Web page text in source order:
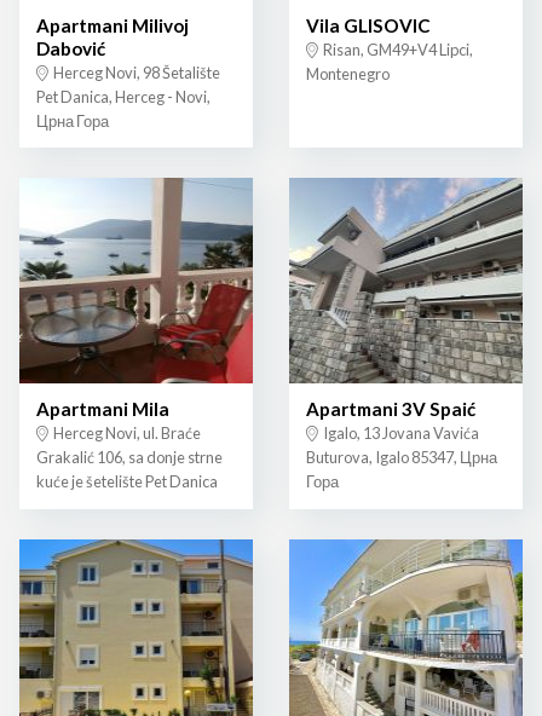
Apartmani Milivoj
Dabović
Herceg Novi, 98 Šetalište
Pet Danica, Herceg - Novi,
Црна Гора
Vila GLISOVIC
Risan, GM49+V4 Lipci,
Montenegro
Apartmani Mila
Herceg Novi, ul. Braće
Grakalić 106, sa donje strne
kuće je šetelište Pet Danica
Apartmani 3V Spaić
Igalo, 13 Jovana Vavića
Buturova, Igalo 85347, Црна
Гора